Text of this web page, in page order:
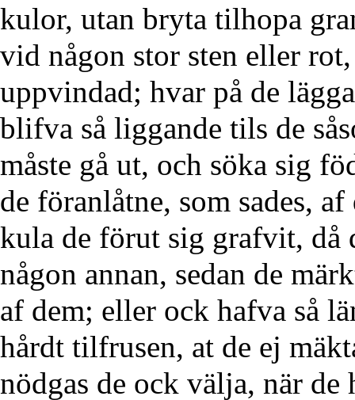
kulor, utan bryta tilhopa
vid någon stor sten eller
uppvindad; hvar på de
blifva så liggande tils de
måste gå ut, och söka sig
de föranlåtne, som sades,
kula de förut sig grafvit, då
någon annan, sedan de
af dem; eller ock hafva så
hårdt tilfrusen, at de ej
nödgas de ock välja, när